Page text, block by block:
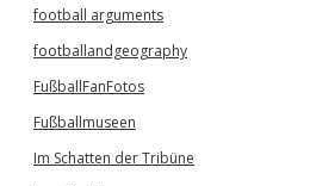
football arguments
footballandgeography
FußballFanFotos
Fußballmuseen
Im Schatten der Tribüne